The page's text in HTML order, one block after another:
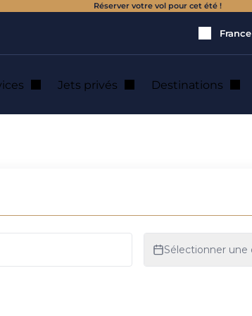
Réserver votre vol pour cet été !
France
Jets privés Destinations